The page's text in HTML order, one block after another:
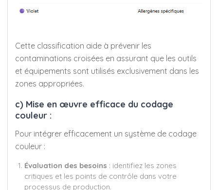
Cette classification aide à prévenir les
contaminations croisées en assurant que les outils
et équipements sont utilisés exclusivement dans les
zones appropriées.
c) Mise en œuvre efficace du codage
couleur :
Pour intégrer efficacement un système de codage
couleur :
Évaluation des besoins : identifiez les zones
critiques et les points de contrôle dans votre
processus de production.